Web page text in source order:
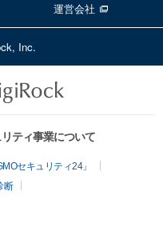
運営会社
Inc.
ティ事業について
セキュリティ24」
断